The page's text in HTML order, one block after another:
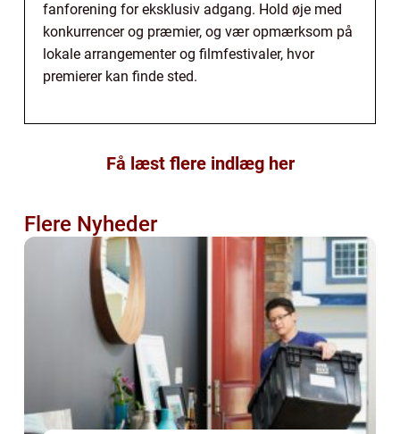
fanforening for eksklusiv adgang. Hold øje med
konkurrencer og præmier, og vær opmærksom på
lokale arrangementer og filmfestivaler, hvor
premierer kan finde sted.
Få læst flere indlæg her
Flere Nyheder